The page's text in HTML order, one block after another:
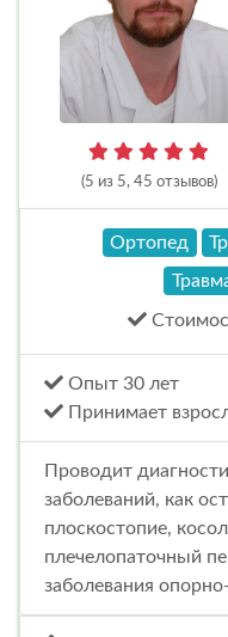
(5 из 5, 45 отзывов)
Ортопед
Опыт 30 лет
Принимает
Проводит
заболеваний, как
плоскостопие,
плечелопаточный
заболевания